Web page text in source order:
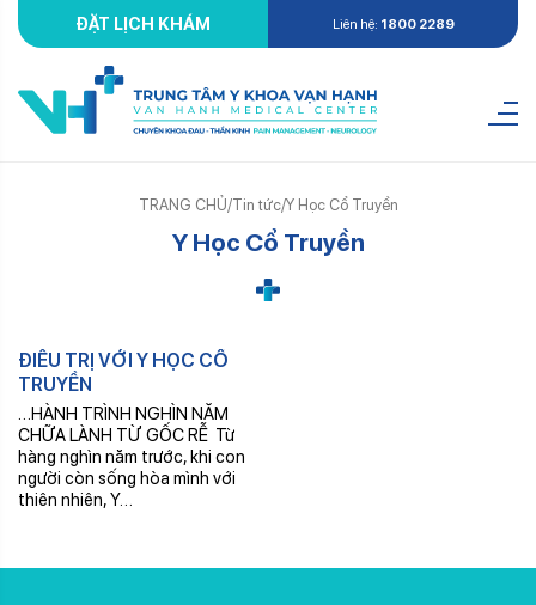
ĐẶT LỊCH KHÁM Liên hệ: 1800 2289
TRANG CHỦ/Tin tức/Y Học Cổ Truyền
Y Học Cổ Truyền
Th8
02
ĐIỀU TRỊ VỚI Y HỌC CỔ
TRUYỀN
…HÀNH TRÌNH NGHÌN NĂM
CHỮA LÀNH TỪ GỐC RỄ Từ
hàng nghìn năm trước, khi con
người còn sống hòa mình với
thiên nhiên, Y…